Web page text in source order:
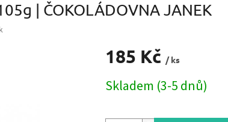
| ČOKOLÁDOVNA JANEK
185 Kč / ks
cena:
Skladem (3-5 dnů)